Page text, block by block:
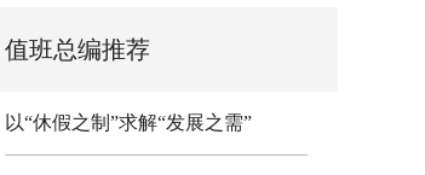
值班总编推荐
以“休假之制”求解“发展之需”